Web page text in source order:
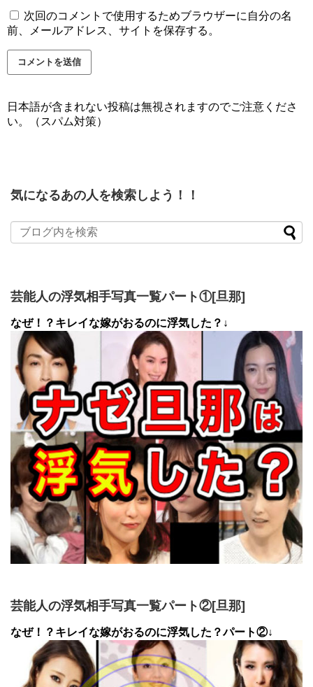
次回のコメントで使用するためブラウザーに自分の名
前、メールアドレス、サイトを保存する。
日本語が含まれない投稿は無視されますのでご注意くださ
い。（スパム対策）
気になるあの人を検索しよう！！
芸能人の浮気相手写真一覧パート①[旦那]
なぜ！？キレイな嫁がおるのに浮気した？↓
芸能人の浮気相手写真一覧パート②[旦那]
なぜ！？キレイな嫁がおるのに浮気した？パート②↓